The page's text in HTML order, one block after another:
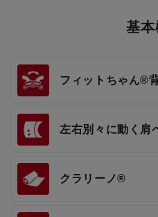
基
フィットちゃん®
左右別々に動く肩
クラリーノ®